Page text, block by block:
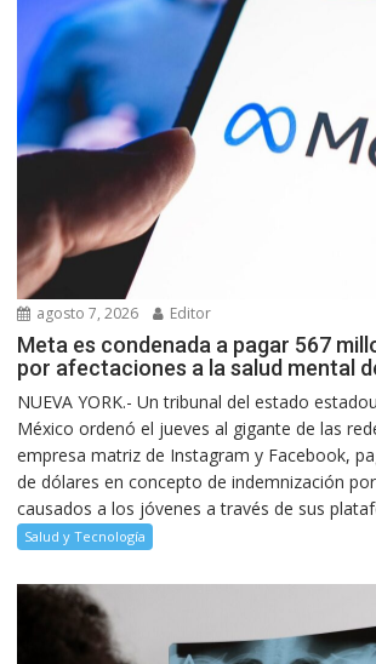
agosto 7, 2026 Editor
Meta es condenada a pagar 567
por afectaciones a la salud mental
NUEVA YORK.- Un tribunal del estado
México ordenó el jueves al gigante de las
empresa matriz de Instagram y Facebook,
de dólares en concepto de indemnización
causados a los jóvenes a través de sus
Salud y Tecnología